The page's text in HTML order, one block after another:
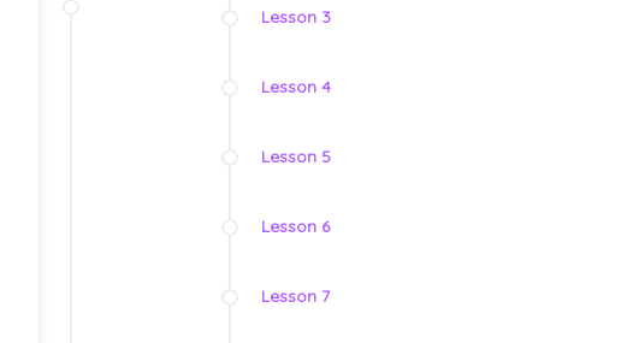
Lesson 3
Lesson 4
Lesson 5
Lesson 6
Lesson 7